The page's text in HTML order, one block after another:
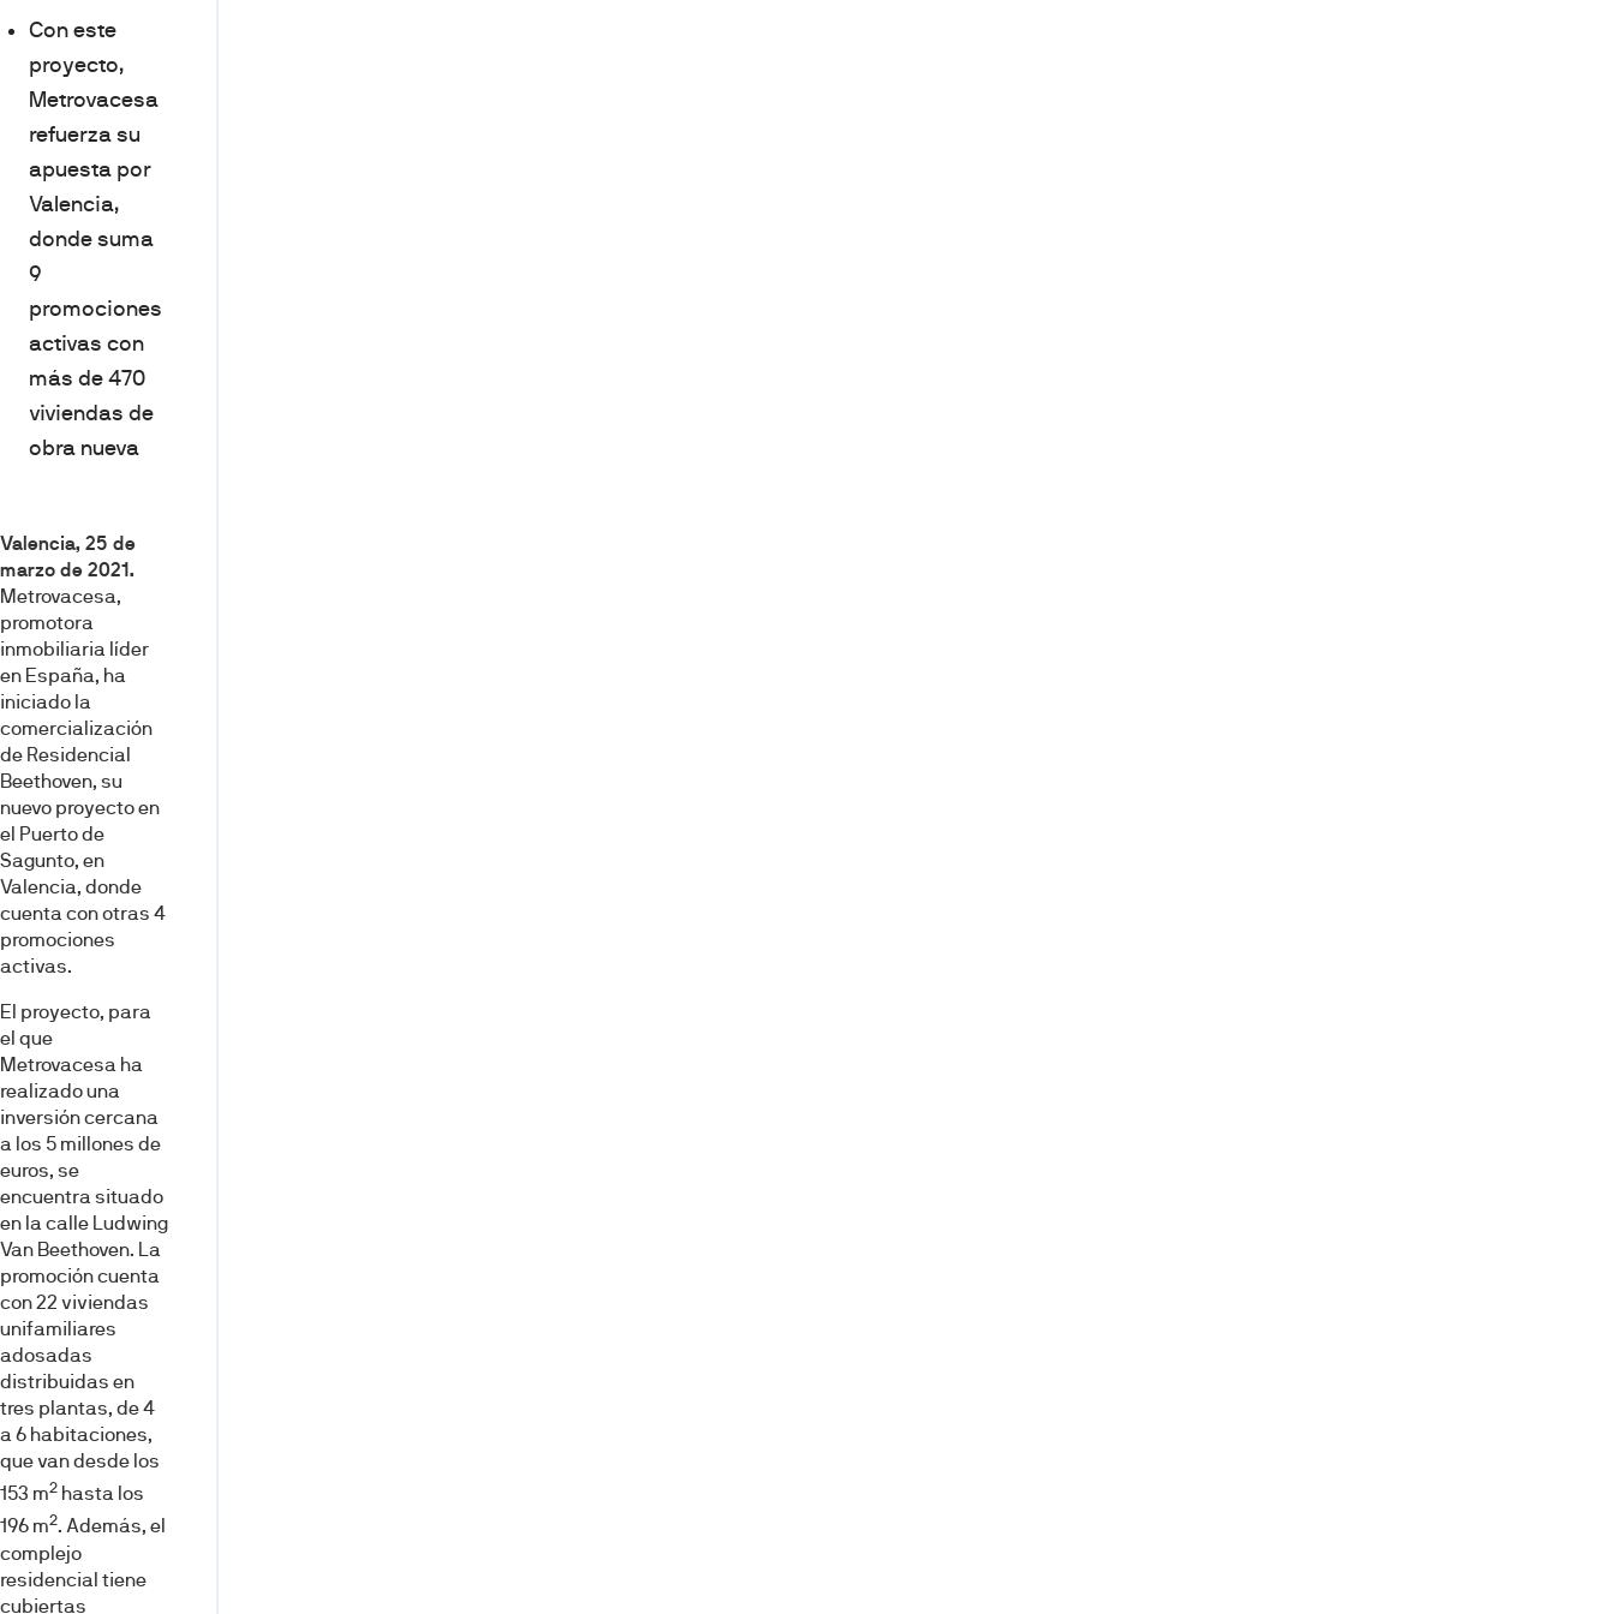
Con este
proyecto,
Metrovacesa
refuerza su
apuesta por
Valencia,
donde suma
9
promociones
activas con
más de 470
viviendas de
obra nueva
Valencia, 25 de
marzo de 2021.
Metrovacesa,
promotora
inmobiliaria líder
en España, ha
iniciado la
comercialización
de Residencial
Beethoven, su
nuevo proyecto en
el Puerto de
Sagunto, en
Valencia, donde
cuenta con otras 4
promociones
activas.
El proyecto, para
el que
Metrovacesa ha
realizado una
inversión cercana
a los 5 millones de
euros, se
encuentra situado
en la calle Ludwing
Van Beethoven. La
promoción cuenta
con 22 viviendas
unifamiliares
adosadas
distribuidas en
tres plantas, de 4
a 6 habitaciones,
que van desde los
153 m2 hasta los
196 m2. Además, el
complejo
residencial tiene
cubiertas